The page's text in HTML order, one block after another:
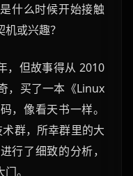
什么时候开始接触
或兴趣？
，但故事得从 2010
，买了一本《Linux
，像看天书一样。
群，所幸群里的大
行了细致的分析，
。